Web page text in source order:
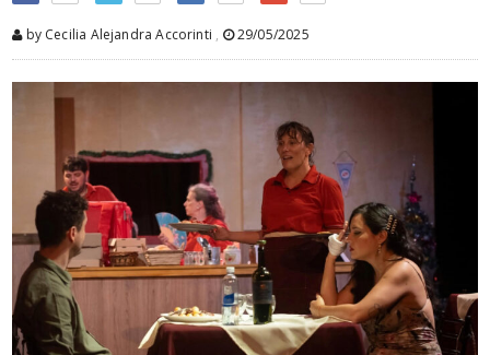
by Cecilia Alejandra Accorinti , 29/05/2025